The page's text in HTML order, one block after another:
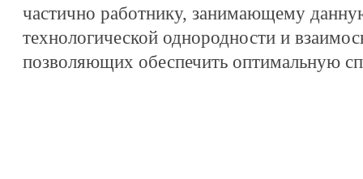
частично работнику, занимающему
технологической однородности и
позволяющих обеспечить оптимальную